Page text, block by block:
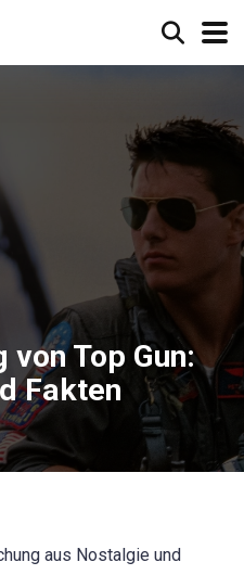
Top Gun:
Fakten
aus Nostalgie und